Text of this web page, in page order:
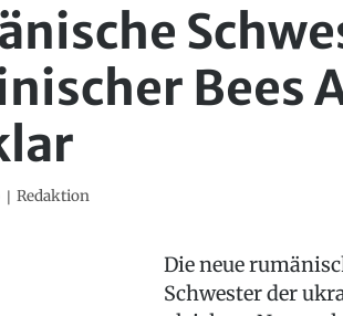
Bees
Redaktion
Die neue
Schwester der